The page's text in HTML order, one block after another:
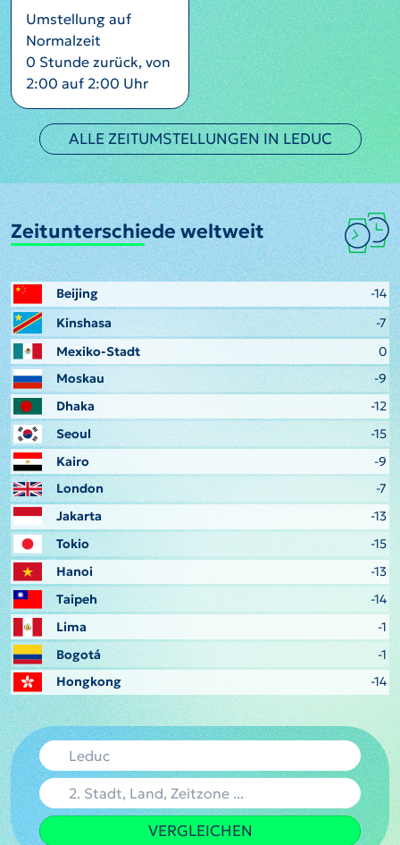
Umstellung auf
Normalzeit
0 Stunde zurück, von
2:00 auf 2:00 Uhr
ALLE ZEITUMSTELLUNGEN IN LEDUC
Zeitunterschiede weltweit
Beijing
-14
Kinshasa
-7
Mexiko-Stadt
0
Moskau
-9
Dhaka
-12
Seoul
-15
Kairo
-9
London
-7
Jakarta
-13
Tokio
-15
Hanoi
-13
Taipeh
-14
Lima
-1
Bogotá
-1
Hongkong
-14
VERGLEICHEN